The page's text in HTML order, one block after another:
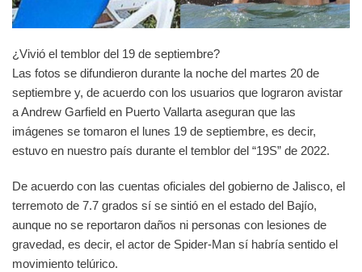
¿Vivió el temblor del 19 de septiembre?
Las fotos se difundieron durante la noche del martes 20 de
septiembre y, de acuerdo con los usuarios que lograron avistar
a Andrew Garfield en Puerto Vallarta aseguran que las
imágenes se tomaron el lunes 19 de septiembre, es decir,
estuvo en nuestro país durante el temblor del “19S” de 2022.
De acuerdo con las cuentas oficiales del gobierno de Jalisco, el
terremoto de 7.7 grados sí se sintió en el estado del Bajío,
aunque no se reportaron daños ni personas con lesiones de
gravedad, es decir, el actor de Spider-Man sí habría sentido el
movimiento telúrico.